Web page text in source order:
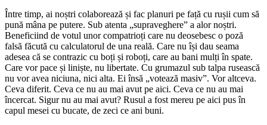
Între timp, ai noștri colaborează și fac planuri pe față cu rușii cum să
pună mâna pe putere. Sub atenta „supraveghere” a alor noștri.
Beneficiind de votul unor compatrioți care nu deosebesc o poză
falsă făcută cu calculatorul de una reală. Care nu își dau seama
adesea că se contrazic cu boți și roboți, care au bani mulți în spate.
Care vor pace și liniște, nu libertate. Cu grumazul sub talpa rusească
nu vor avea niciuna, nici alta. Ei însă „votează masiv”. Vor altceva.
Ceva diferit. Ceva ce nu au mai avut pe aici. Ceva ce nu au mai
încercat. Sigur nu au mai avut? Rusul a fost mereu pe aici pus în
capul mesei cu bucate, de zeci ce ani buni.